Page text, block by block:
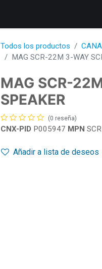
Todos los productos
MAG SCR-22M 3-WAY
MAG SCR-
SPEAKER
(0 reseña)
CNX-PID P005947 MPN
Añadir a lista de deseos